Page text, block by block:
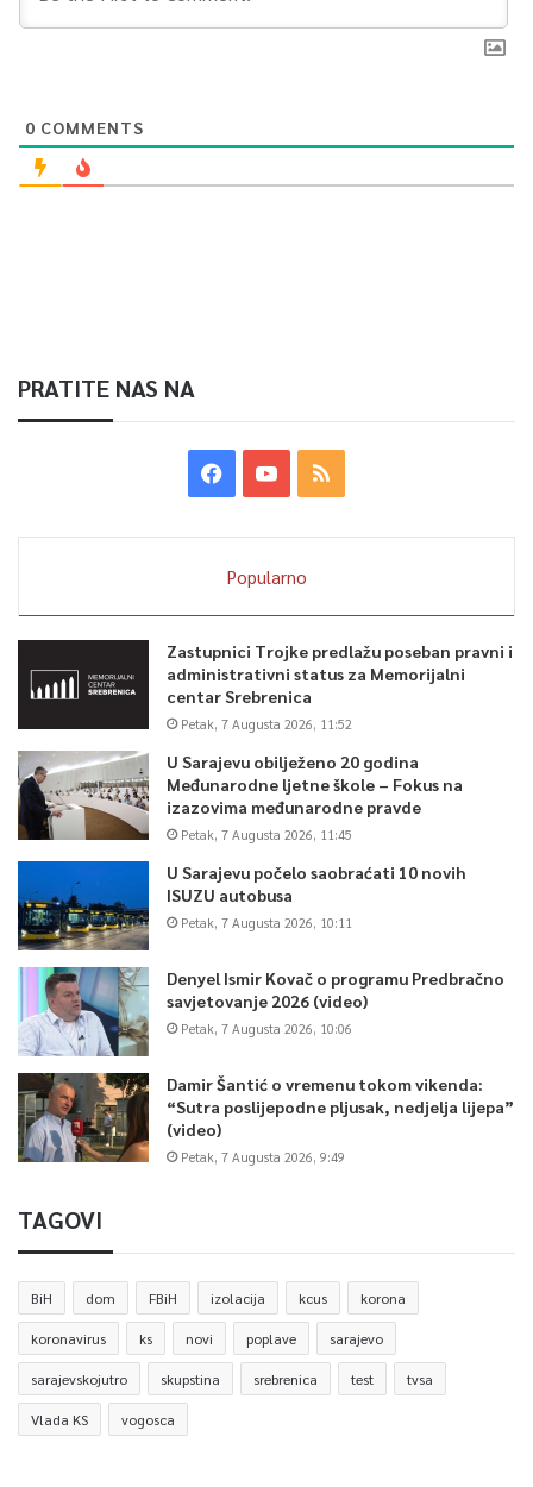
0 COMMENTS
PRATITE NAS NA
Popularno
Zastupnici Trojke predlažu poseban pravni i
administrativni status za Memorijalni
centar Srebrenica
Petak, 7 Augusta 2026, 11:52
U Sarajevu obilježeno 20 godina
Međunarodne ljetne škole – Fokus na
izazovima međunarodne pravde
Petak, 7 Augusta 2026, 11:45
U Sarajevu počelo saobraćati 10 novih
ISUZU autobusa
Petak, 7 Augusta 2026, 10:11
Denyel Ismir Kovač o programu Predbračno
savjetovanje 2026 (video)
Petak, 7 Augusta 2026, 10:06
Damir Šantić o vremenu tokom vikenda:
“Sutra poslijepodne pljusak, nedjelja lijepa”
(video)
Petak, 7 Augusta 2026, 9:49
TAGOVI
BiH dom FBiH izolacija kcus korona
koronavirus ks novi poplave sarajevo
sarajevskojutro skupstina srebrenica test tvsa
Vlada KS vogosca